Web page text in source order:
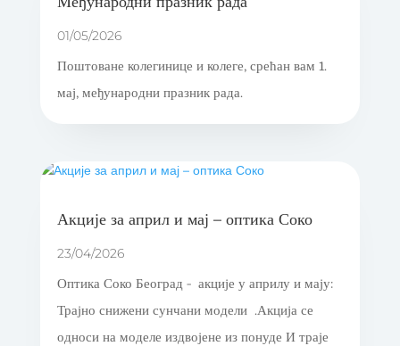
01/05/2026
Поштоване колегинице и колеге, срећан вам 1.
мај, међународни празник рада.
Акције за април и мај – оптика Соко
23/04/2026
Оптика Соко Београд - акције у априлу и мају:
Трајно снижени сунчани модели .Акција се
односи на моделе издвојене из понуде И траје